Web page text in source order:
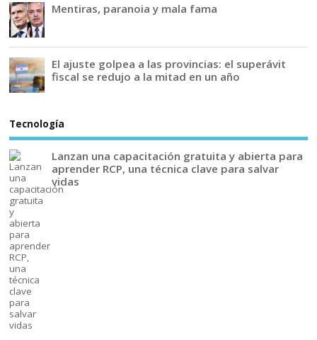
Mentiras, paranoia y mala fama
El ajuste golpea a las provincias: el superávit
fiscal se redujo a la mitad en un año
Tecnología
Lanzan una capacitación gratuita y abierta para
aprender RCP, una técnica clave para salvar
vidas